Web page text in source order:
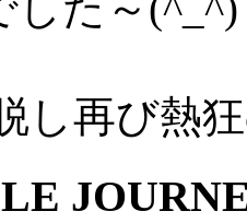
し再び熱